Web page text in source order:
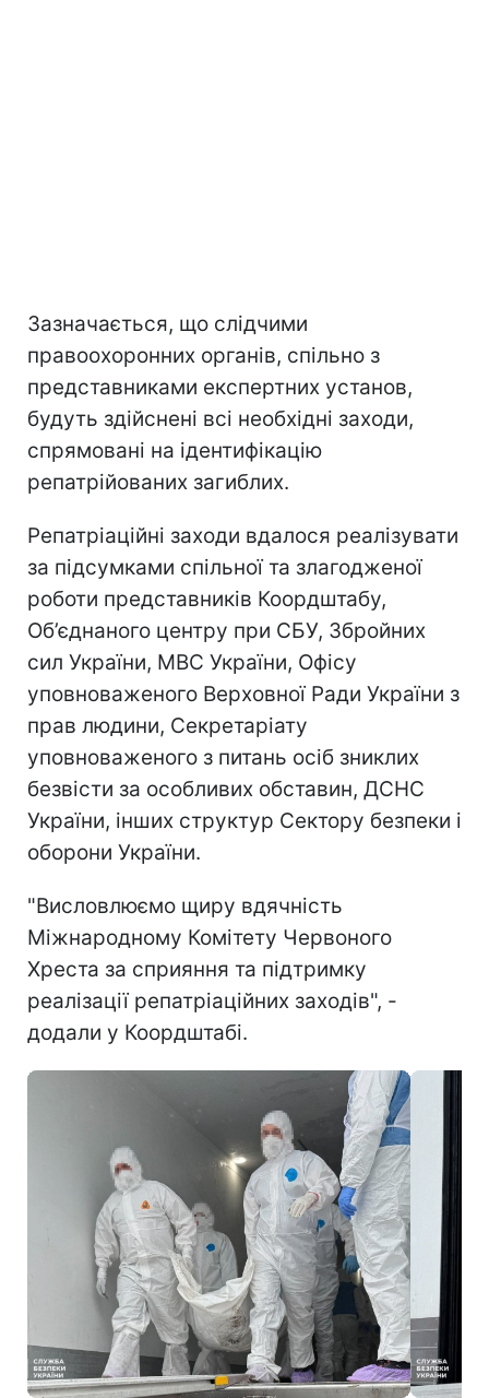
Зазначається, що слідчими
правоохоронних органів, спільно з
представниками експертних установ,
будуть здійснені всі необхідні заходи,
спрямовані на ідентифікацію
репатрійованих загиблих.
Репатріаційні заходи вдалося реалізувати
за підсумками спільної та злагодженої
роботи представників Коордштабу,
Об’єднаного центру при СБУ, Збройних
сил України, МВС України, Офісу
уповноваженого Верховної Ради України з
прав людини, Секретаріату
уповноваженого з питань осіб зниклих
безвісти за особливих обставин, ДСНС
України, інших структур Сектору безпеки і
оборони України.
"Висловлюємо щиру вдячність
Міжнародному Комітету Червоного
Хреста за сприяння та підтримку
реалізації репатріаційних заходів", -
додали у Коордштабі.